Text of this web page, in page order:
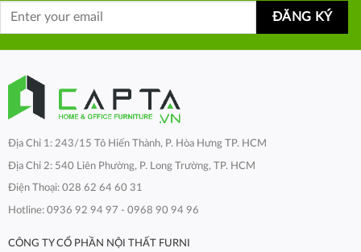
Địa Chỉ 1: 243/15 Tô Hiến Thành, P. Hòa Hưng TP. HCM
Địa Chỉ 2: 540 Liên Phường, P. Long Trường, TP. HCM
Điện Thoại: 028 62 64 60 31
Hotline: 0936 92 94 97 - 0968 90 94 96
CÔNG TY CỔ PHẦN NỘI THẤT FURNI